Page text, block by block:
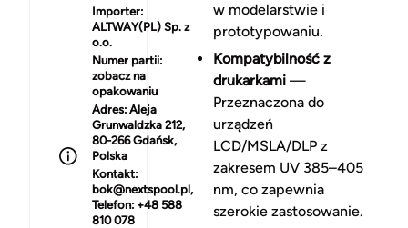
Importer:
ALTWAY(PL) Sp. z
o.o.
Numer partii:
zobacz na
opakowaniu
Adres: Aleja
Grunwaldzka 212,
80-266 Gdańsk,
Polska
Kontakt:
bok@nextspool.pl,
Telefon: +48 588
810 078
w modelarstwie i
prototypowaniu.
Kompatybilność z
drukarkami—
Przeznaczona do
urządzeń
LCD/MSLA/DLP z
zakresem UV 385–405
nm, co zapewnia
szerokie zastosowanie.